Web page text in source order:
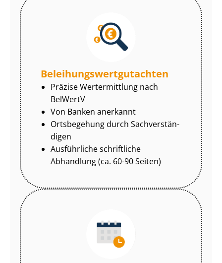
Be­lei­hungs­wert­gut­ach­ten
Präzise Wertermittlung nach
BelWertV
Von Banken anerkannt
Ortsbegehung durch Sach­ver­stän­
di­gen
Ausführliche schriftliche
Abhandlung (ca. 60-90 Seiten)